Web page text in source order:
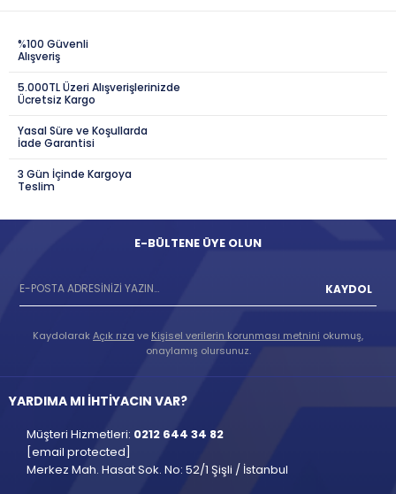
%100 Güvenli
Alışveriş
5.000TL Üzeri Alışverişlerinizde
Ücretsiz Kargo
Yasal Süre ve Koşullarda
İade Garantisi
3 Gün İçinde Kargoya
Teslim
E-BÜLTENE ÜYE OLUN
KAYDOL
KaydolarakAçık rıza ve Kişisel verilerin korunması metnini okumuş,
onaylamış olursunuz.
YARDIMA MI İHTİYACIN VAR?
Müşteri Hizmetleri: 0212 644 34 82
[email protected]
Merkez Mah. Hasat Sok. No: 52/1 Şişli / İstanbul